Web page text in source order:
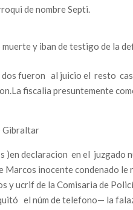
de nombre Septi.
y iban de testigo de la
dos fueron al juicio el resto
fiscalia presuntemente
Gibraltar
)en declaracion en el juzgado
Marcos inocente condenado le
y ucrif de la Comisaria de
el núm de telefono— la